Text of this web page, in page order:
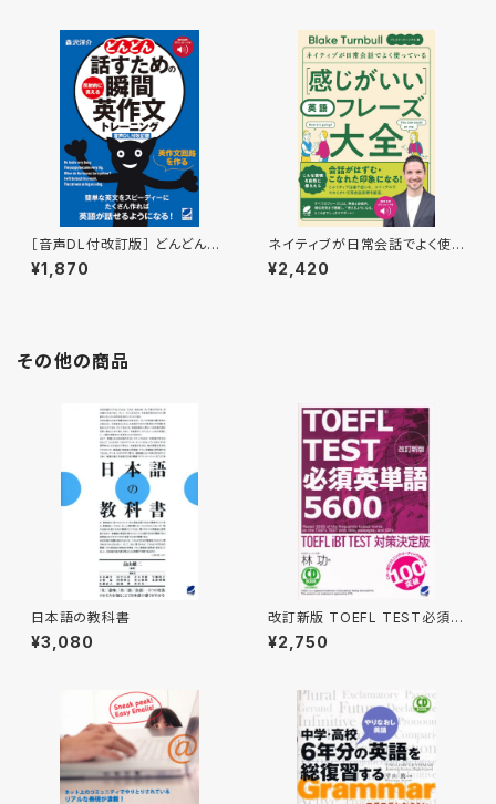
［音声DL付改訂版］ どんどん話
すための瞬間英作文トレーニン
グ
¥1,870
ネイティブが日常会話でよく使っ
ている 感じがいい英語フレーズ
大全 ［音声DL付］
¥2,420
その他の商品
日本語の教科書
¥3,080
改訂新版 TOEFL TEST必須英
単語5600 CD BOOK
¥2,750